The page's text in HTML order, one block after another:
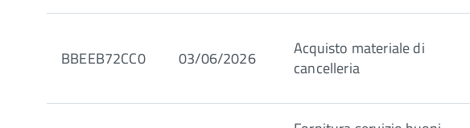
BBEEB72CC0 03/06/2026
Acquisto materiale di
cancelleria